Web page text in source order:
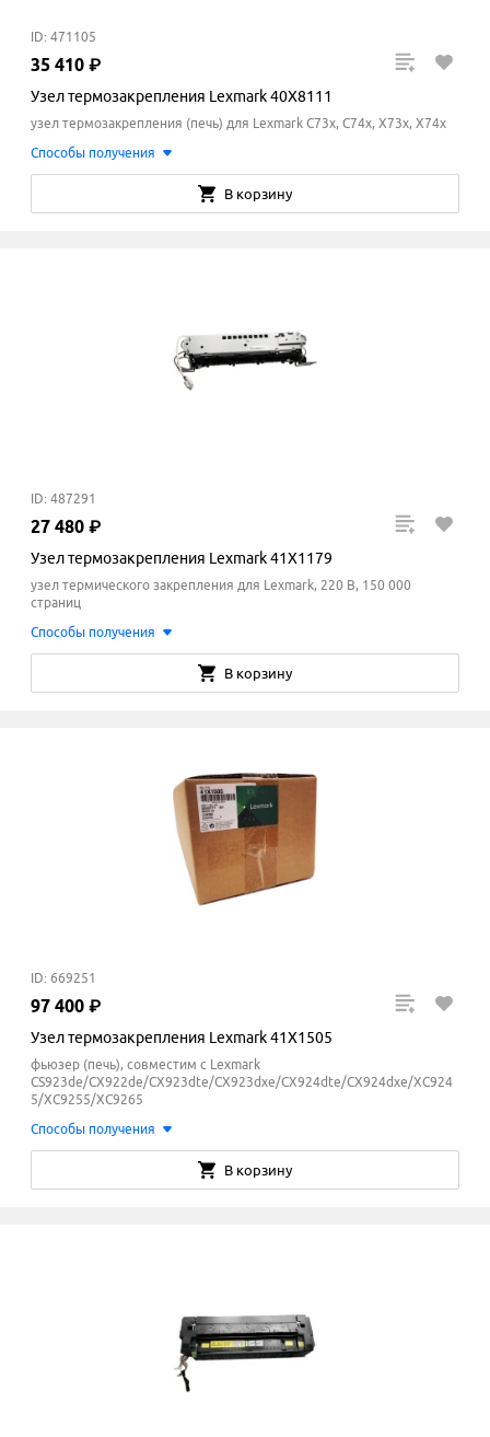
ID: 471105
35 410 ₽
Узел термозакрепления Lexmark 40X8111
узел термозакрепления (печь) для Lexmark C73x, C74x, X73x, X74x
Способы получения
В корзину
ID: 487291
27 480 ₽
Узел термозакрепления Lexmark 41X1179
узел термического закрепления для Lexmark, 220 В, 150 000
страниц
Способы получения
В корзину
ID: 669251
97 400 ₽
Узел термозакрепления Lexmark 41X1505
фьюзер (печь), совместим с Lexmark
CS923de/CX922de/CX923dte/CX923dxe/CX924dte/CX924dxe/XC924
5/XC9255/XC9265
Способы получения
В корзину